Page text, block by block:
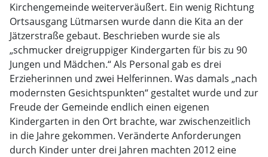
Kirchengemeinde weiterveräußert. Ein wenig Richtung
Ortsausgang Lütmarsen wurde dann die Kita an der
Jätzerstraße gebaut. Beschrieben wurde sie als
„schmucker dreigruppiger Kindergarten für bis zu 90
Jungen und Mädchen.“ Als Personal gab es drei
Erzieherinnen und zwei Helferinnen. Was damals „nach
modernsten Gesichtspunkten“ gestaltet wurde und zur
Freude der Gemeinde endlich einen eigenen
Kindergarten in den Ort brachte, war zwischenzeitlich
in die Jahre gekommen. Veränderte Anforderungen
durch Kinder unter drei Jahren machten 2012 eine